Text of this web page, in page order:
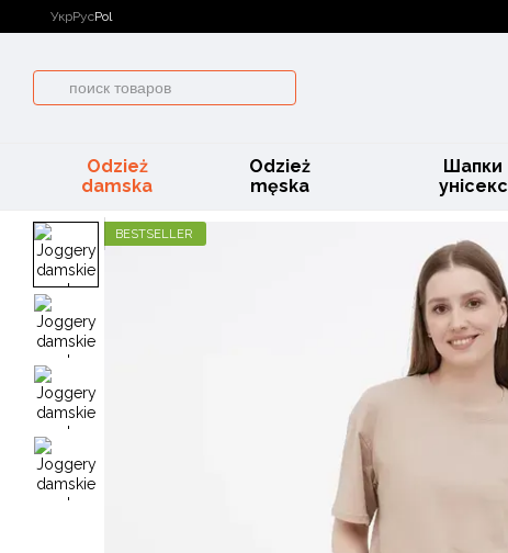
Przejdź do głównej treści
УкрРусPol
Odzież
damska
Odzież
męska
Шапки
унісекс
BESTSELLER